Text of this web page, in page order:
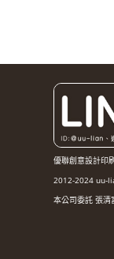
優聯創意設計印
2012-2024 uu-
本公司委託 張清